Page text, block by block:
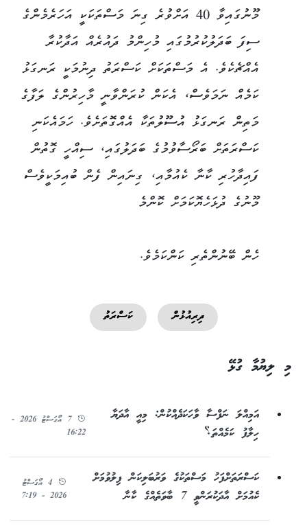
މޫނުގައިވާ 40 އަށްވުރެ ގިނަ މަސްތަކަކީ އަހަރެމެންގެ
ސިފަ ބަދަލުކުރުމުގައި މުހިންމު ދައުރެއް އަދާކުރާ
އެއްޗެކެވެ. އެ މަސްތަކަށް ކަސްރަތު ދިނުމަކީ ރަނގަޅު
ކަމެއް ނަމަވެސް، އެކަން ކުރަންވާނީ މާހިރުންގެ ލަފާގެ
މަތިން ރަނގަޅު އުސޫލުތަކާ އެއްގޮތަށެވެ. ހަމައެކަނި
ކަސްރަތަށް ބަރޯސާވުމުގެ ބަދަލުގައި، ސިއްހީ ގޮތުން
ފައިދާހުރި ކާނާ ކެއުމާއި، ގިނައިން ފެން ބުއިމަކީވެސް
މޫނުގެ ދުޅަހެޔޮކަމަށް ކޮންމެ
ހެން ބޭނުންތެރި ކަންކަމެވެ.
ދިރިއުޅުން ކަސްރަތު
މި ލިޔުމާ ގުޅޭ
އަމިއްލަ ނަފްސާ ވާހަކަދެއްކުން: މިއީ އާދަޔާ
ހިލާފު ކަމެއްތަ؟
7 އޯގަސްޓު 2026 -
16:22
ކަސްރަތަށްފަހު މަސްތަކުގެ ވަރުބަލިކަން ފިލުވުމަށް
ކެއުމަށް އާދަކުރަންވީ 7 ބާވަތެއްގެ ކާނާ
4 އޯގަސްޓު
2026 - 7:19